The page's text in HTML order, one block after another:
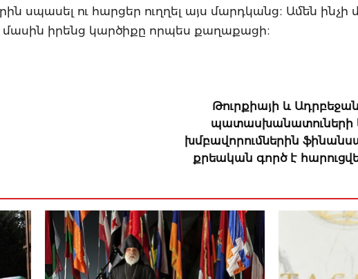
սպասել ու հարցեր ուղղել այս մարդկանց։ Ամեն ինչի
իրենց կարծիքը որպես քաղաքացի։
Թուրքիայի և
պատասխանատուների
խմբավորումներին
քրեական գործ է